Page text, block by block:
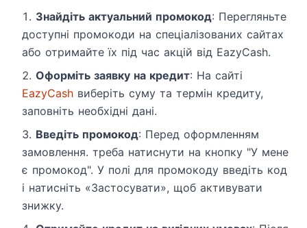
Знайдіть актуальний промокод: Перегляньте
доступні промокоди на спеціалізованих сайтах
або отримайте їх під час акцій від EazyCash.
Оформіть заявку на кредит: На сайті
EazyCash виберіть суму та термін кредиту,
заповніть необхідні дані.
Введіть промокод: Перед оформленням
замовлення. треба натиснути на кнопку "У мене
є промокод". У полі для промокоду введіть код
і натисніть «Застосувати», щоб активувати
знижку.